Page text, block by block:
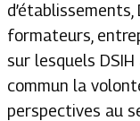
d’établissements,
formateurs,
sur lesquels
commun la
perspectives au